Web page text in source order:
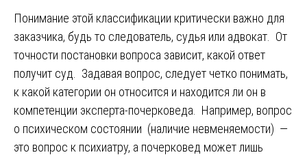
Понимание этой классификации критически важно для
заказчика, будь то следователь, судья или адвокат. От
точности постановки вопроса зависит, какой ответ
получит суд. Задавая вопрос, следует четко понимать,
к какой категории он относится и находится ли он в
компетенции эксперта-почерковеда. Например, вопрос
о психическом состоянии (наличие невменяемости) —
это вопрос к психиатру, а почерковед может лишь